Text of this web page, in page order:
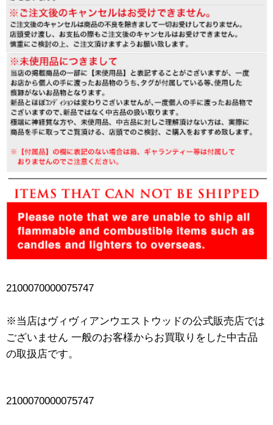
2100070000075747
※当店はヴィヴィアンウエストウッドの公式販売店では
ございません 一般のお客様からお買取りをした中古品
の取扱店です。
2100070000075747